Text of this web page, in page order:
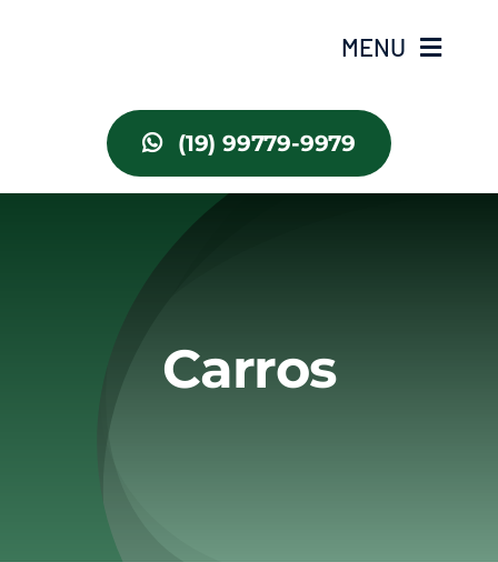
MENU
Home
Estoque
(19) 99779-9979
Carros